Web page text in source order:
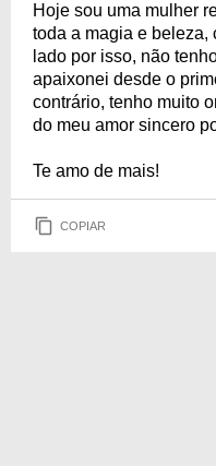
Hoje sou uma mulher
toda a magia e beleza,
lado por isso, não
apaixonei desde o
contrário, tenho muito
do meu amor sincero
Te amo de mais!
COPIAR